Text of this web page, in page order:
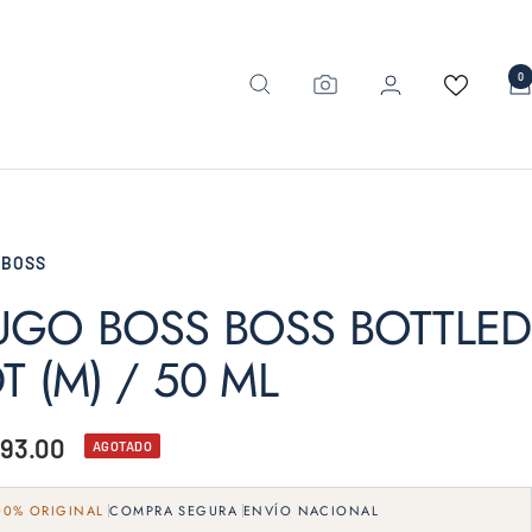
0
BOSS BOSS BOTTLED
(M) / 50 ML
AGOTADO
ORIGINAL COMPRA SEGURA ENVÍO NACIONAL